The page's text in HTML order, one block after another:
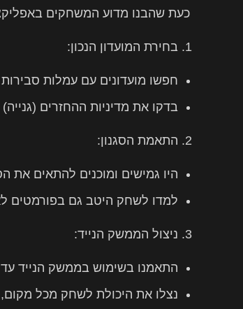
כעת שהבנו מדוע המשחקים
בחירת המועדון הנכון:
חפשו מועדונים עם עמלות
בדקו את מדיניות ההחזרים
התאמת הסגנון:
היו גמישים ומוכנים להתאים את
למדו לשחק היטב גם בפורמטים
ניצול הממשק הנייד:
התאמנו בשימוש בממשק הנייד
נצלו את היכולת לשחק מכל